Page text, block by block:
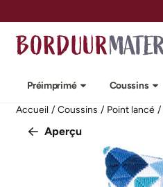
Préimprimé Coussins
Accueil / Coussins / Point lancé /
Aperçu